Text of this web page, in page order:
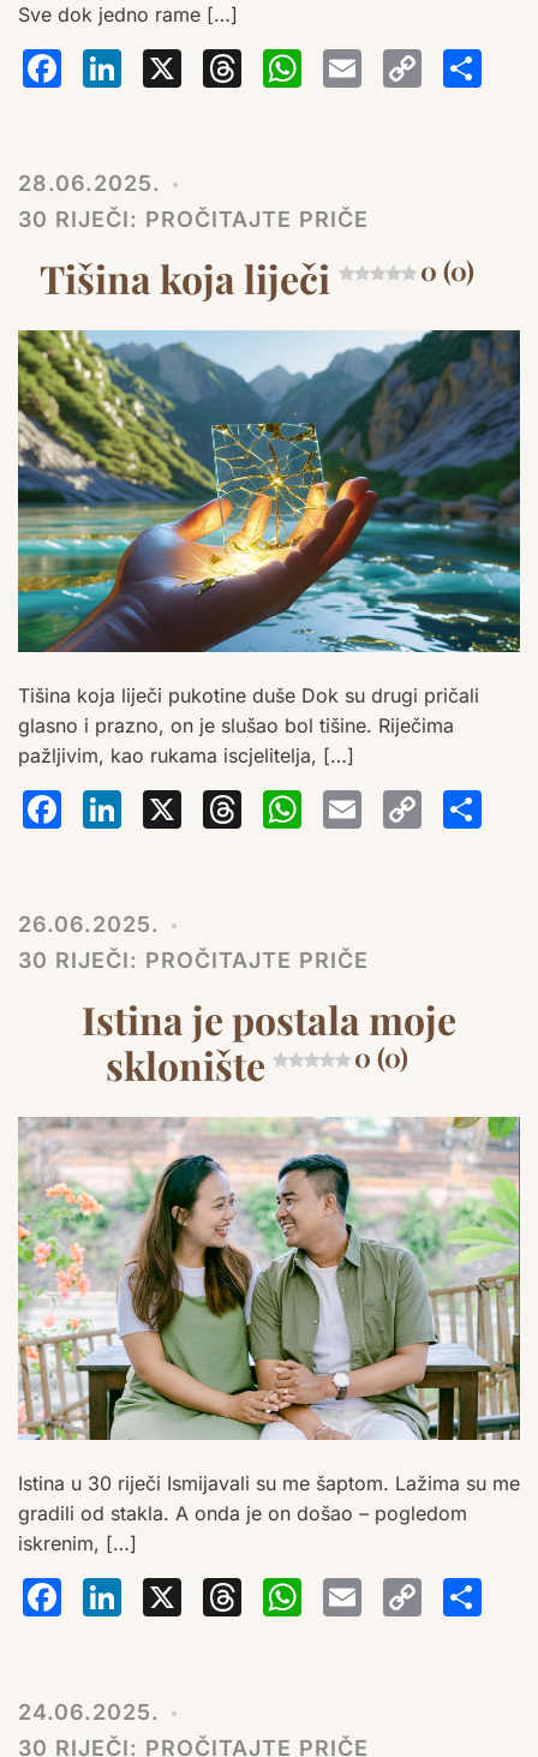
Sve dok jedno rame […]
Facebook
LinkedIn
X Threads
Email
28.06.2025.
30 RIJEČI: PROČITAJTE PRIČE
Tišina koja liječi 0 (0)
Tišina koja liječi pukotine duše Dok su drugi pričali
glasno i prazno, on je slušao bol tišine. Riječima
pažljivim, kao rukama iscjelitelja, […]
Facebook
LinkedIn
X Threads
Email
26.06.2025.
30 RIJEČI: PROČITAJTE PRIČE
Istina je postala moje
sklonište
0 (0)
Istina u 30 riječi Ismijavali su me šaptom. Lažima su me
gradili od stakla. A onda je on došao – pogledom
iskrenim, […]
Facebook
LinkedIn
X Threads
Email
24.06.2025.
30 RIJEČI: PROČITAJTE PRIČE